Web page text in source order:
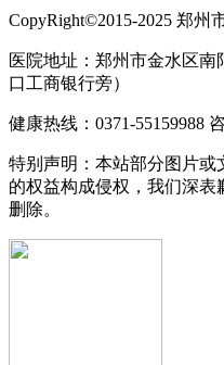
CopyRight©2015-2025 郑州
医院地址：郑州市金水区南
口工商银行旁）
健康热线：0371-55159988
特别声明：本站部分图片或
的权益构成侵权，我们深表
删除。